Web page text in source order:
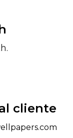
cliente